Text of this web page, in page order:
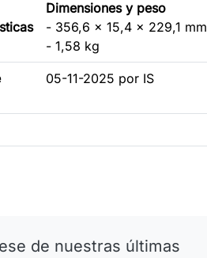
Dimensiones y peso
- 356,6 x 15,4 x 229,1 mm
- 1,58 kg
05-11-2025 por IS
de nuestras últimas